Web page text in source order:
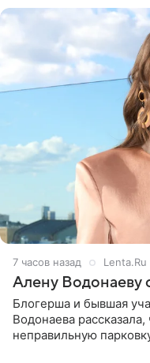
7 часов назад Lenta.Ru
Алену
Блогерша и бывшая
Водонаева
неправильную